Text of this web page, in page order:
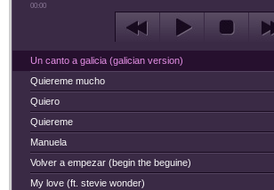
00:00
Un canto a galicia (galician version)
Quiereme mucho
Quiero
Quiereme
Manuela
Volver a empezar (begin the beguine)
My love (ft. stevie wonder)